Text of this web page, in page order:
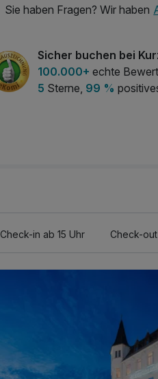
Sie haben Fragen? Wir haben
Sicher buchen bei
100.000+ echte
5 Sterne, 99 %
Check-in ab 15 Uhr Check-